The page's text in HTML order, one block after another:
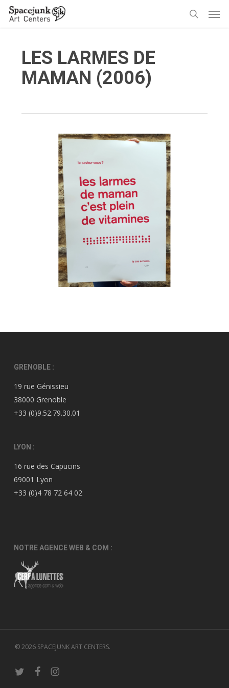
Skip
LES LARMES DE
MAMAN (2006)
GRENOBLE :
19 rue Génissieu
38000 Grenoble
+33 (0)9.52.79.30.01
LYON :
16 rue des Capucins
69001 Lyon
+33 (0)4 78 72 64 02
NOTRE AGENCE WEB & COM :
© 2026 SPACEJUNK ART CENTERS.
twitter facebookinstagram